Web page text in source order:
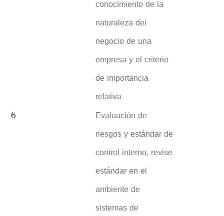
conocimiento de la
naturaleza del
negocio de una
empresa y el criterio
de importancia
relativa
6
Evaluación de
riesgos y estándar de
control interno, revise
estándar en el
ambiente de
sistemas de